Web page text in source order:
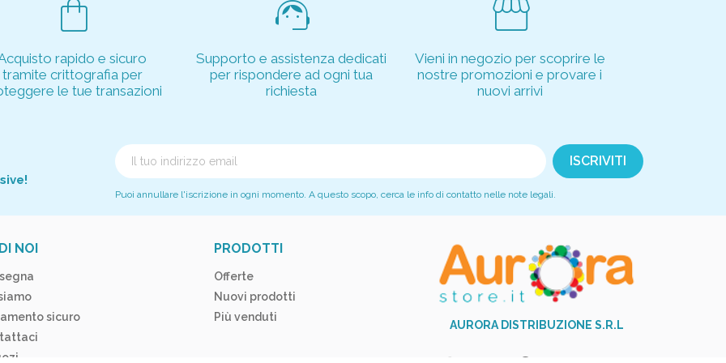
shopping_bag
rapido e sicuro
tramite crittografia per
le tue transazioni
support_agent
Supporto e assistenza dedicati
per rispondere ad ogni tua
richiesta
storefront
Vieni in negozio per scoprire le
nostre promozioni e provare i
nuovi arrivi
Puoi annullare l'iscrizione in ogni momento. A questo scopo, cerca le info di contatto nelle note legali.
NOI
sicuro
PRODOTTI
Offerte
Nuovi prodotti
Più venduti
AURORA DISTRIBUZIONE S.R.L